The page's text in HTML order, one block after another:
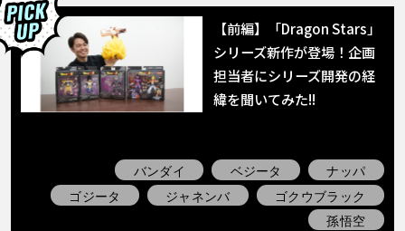
【前編】「Dragon Stars」
シリーズ新作が登場！企画
担当者にシリーズ開発の経
緯を聞いてみた!!
バンダイ ベジータ
ナッパ
ゴジータ
ジャネンバ
ゴクウブラック
孫悟空